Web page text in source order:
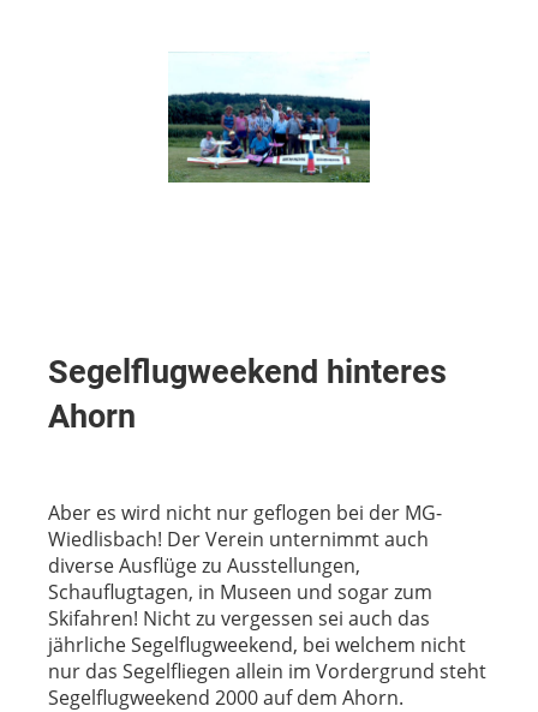
Segelflugweekend hinteres
Ahorn
Aber es wird nicht nur geflogen bei der MG-
Wiedlisbach! Der Verein unternimmt auch
diverse Ausflüge zu Ausstellungen,
Schauflugtagen, in Museen und sogar zum
Skifahren! Nicht zu vergessen sei auch das
jährliche Segelflugweekend, bei welchem nicht
nur das Segelfliegen allein im Vordergrund steht
Segelflugweekend 2000 auf dem Ahorn.